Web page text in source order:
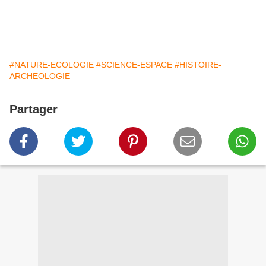
#NATURE-ECOLOGIE #SCIENCE-ESPACE #HISTOIRE-
ARCHEOLOGIE
Partager